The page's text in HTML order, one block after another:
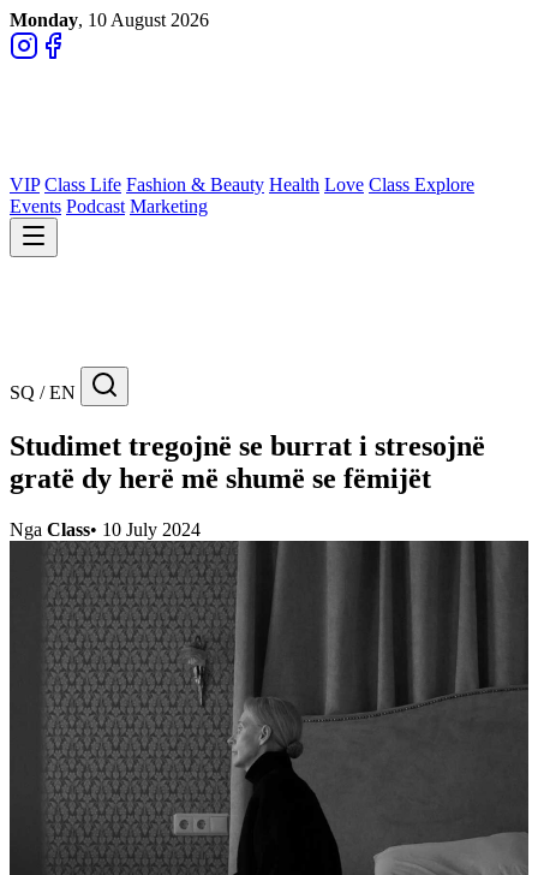
Monday, 10 August 2026
VIP Class Life Fashion & Beauty Health Love Class Explore
Events Podcast Marketing
SQ / EN
Studimet tregojnë se burrat i stresojnë
gratë dy herë më shumë se fëmijët
Nga Class• 10 July 2024